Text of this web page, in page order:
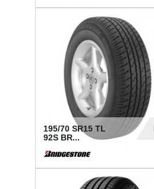
195/70 SR15 TL
92S BR...